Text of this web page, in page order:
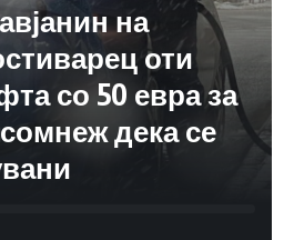
на
оти
со 50 евра за
дека се